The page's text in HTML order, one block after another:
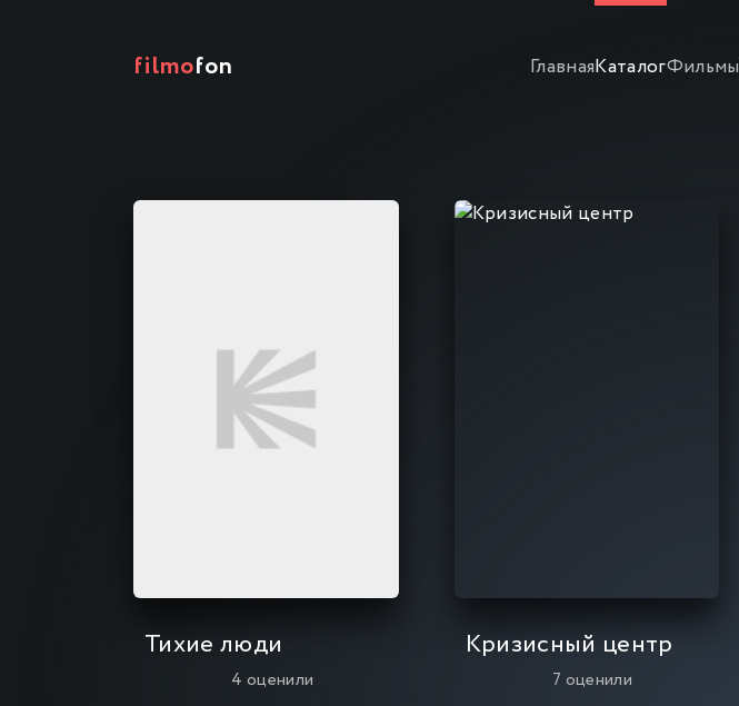
filmofon ГлавнаяКаталогФильмы
Тихие люди
4 оценили
Кризисный центр
7 оценили